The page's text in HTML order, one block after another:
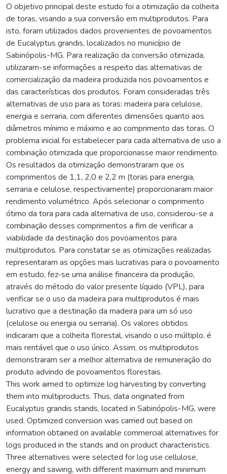
O objetivo principal deste estudo foi a otimização da colheita
de toras, visando a sua conversão em multiprodutos. Para
isto, foram utilizados dados provenientes de povoamentos
de Eucalyptus grandis, localizados no município de
Sabinópolis-MG. Para realização da conversão otimizada,
utilizaram-se informações a respeito das alternativas de
comercialização da madeira produzida nos povoamentos e
das características dos produtos. Foram consideradas três
alternativas de uso para as toras: madeira para celulose,
energia e serraria, com diferentes dimensões quanto aos
diâmetros mínimo e máximo e ao comprimento das toras. O
problema inicial foi estabelecer para cada alternativa de uso a
combinação otimizada que proporcionasse maior rendimento.
Os resultados da otimização demonstraram que os
comprimentos de 1,1, 2,0 e 2,2 m (toras para energia,
serraria e celulose, respectivamente) proporcionaram maior
rendimento volumétrico. Após selecionar o comprimento
ótimo da tora para cada alternativa de uso, considerou-se a
combinação desses comprimentos a fim de verificar a
viabilidade da destinação dos povoamentos para
multiprodutos. Para constatar se as otimizações realizadas
representaram as opções mais lucrativas para o povoamento
em estudo, fez-se uma análise financeira da produção,
através do método do valor presente líquido (VPL), para
verificar se o uso da madeira para multiprodutos é mais
lucrativo que a destinação da madeira para um só uso
(celulose ou energia ou serraria). Os valores obtidos
indicaram que a colheita florestal, visando o uso múltiplo, é
mais rentável que o uso único. Assim, os multiprodutos
demonstraram ser a melhor alternativa de remuneração do
produto advindo de povoamentos florestais.
This work aimed to optimize log harvesting by converting
them into multiproducts. Thus, data originated from
Eucalyptus grandis stands, located in Sabinópolis-MG, were
used. Optimized conversion was carried out based on
information obtained on available commercial alternatives for
logs produced in the stands and on product characteristics.
Three alternatives were selected for log use cellulose,
energy and sawing, with different maximum and minimum